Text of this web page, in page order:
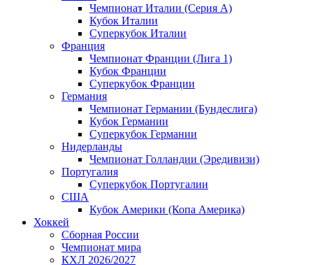
Чемпионат Италии (Серия А)
Кубок Италии
Суперкубок Италии
Франция
Чемпионат Франции (Лига 1)
Кубок Франции
Суперкубок Франции
Германия
Чемпионат Германии (Бундеслига)
Кубок Германии
Суперкубок Германии
Нидерланды
Чемпионат Голландии (Эредивизи)
Португалия
Суперкубок Португалии
США
Кубок Америки (Копа Америка)
Хоккей
Сборная России
Чемпионат мира
КХЛ 2026/2027